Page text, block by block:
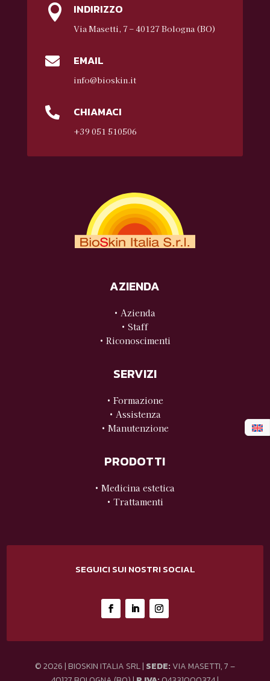
 INDIRIZZO
Via Masetti, 7 – 40127 Bologna (BO)
 EMAIL
info@bioskin.it
 CHIAMACI
+39 051 510506
AZIENDA
• Azienda
• Staff
• Riconoscimenti
SERVIZI
• Formazione
• Assistenza
• Manutenzione
PRODOTTI
• Medicina estetica
• Trattamenti
SEGUICI SUI NOSTRI SOCIAL
© 2026 | BIOSKIN ITALIA SRL | SEDE: VIA MASETTI, 7 –